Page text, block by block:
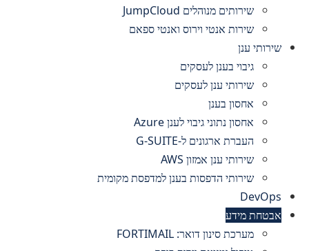
שירותים מנוהלים JumpCloud
שירות אנטי וירוס ואנטי ספאם
שירותי ענן
גיבוי בענן לעסקים
שירותי ענן לעסקים
אחסון בענן
אחסון נתוני גיבוי לענן Azure
העברת ארגונים ל-G-SUITE
שירותי ענן אמזון AWS
שירותי הדפסות בענן למדפסת מקומית
DevOps
אבטחת מידע
מערכת סינון דואר: FORTIMAIL